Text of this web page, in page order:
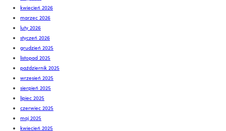
kwiecień 2026
marzec 2026
luty 2026
styczeń 2026
grudzień 2025
listopad 2025
październik 2025
wrzesień 2025
sierpień 2025
lipiec 2025
czerwiec 2025
maj 2025
kwiecień 2025